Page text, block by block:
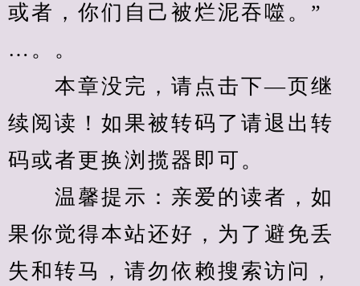
或者，你们自己被烂泥吞噬。”
…。。
本章没完，请点击下—页继
续阅读！如果被转码了请退出转
码或者更换浏揽器即可。
温馨提示：亲爱的读者，如
果你觉得本站还好，为了避免丢
失和转马，请勿依赖搜索访问，